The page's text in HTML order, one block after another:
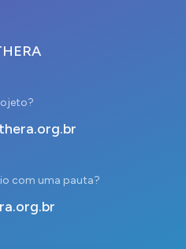
com uma pauta?